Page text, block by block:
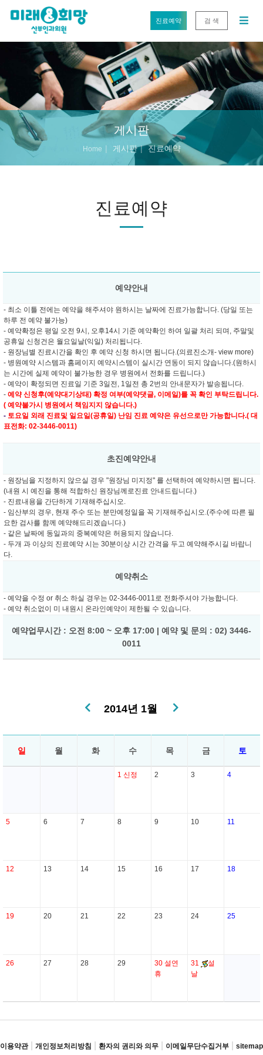
진료예약 검 색
게시판
Home 게시판 진료예약
진료예약
예약안내
- 최소 이틀 전에는 예약을 해주셔야 원하시는 날짜에 진료가능합니다. (당일 또는
하루 전 예약 불가능)
- 예약확정은 평일 오전 9시, 오후14시 기준 예약확인 하여 일괄 처리 되며, 주말및
공휴일 신청건은 월요일날(익일) 처리됩니다.
- 원장님별 진료시간을 확인 후 예약 신청 하시면 됩니다.(의료진소개- view more)
- 병원예약 시스템과 홈페이지 예약시스템이 실시간 연동이 되지 않습니다.(원하시
는 시간에 실제 예약이 불가능한 경우 병원에서 전화를 드립니다.)
- 예약이 확정되면 진료일 기준 3일전, 1일전 총 2번의 안내문자가 발송됩니다.
- 예약 신청후(예약대기상태) 확정 여부(예약댓글, 이메일)를 꼭 확인 부탁드립니다.
( 예약불가시 병원에서 책임지지 않습니다.)
- 토요일 외래 진료및 일요일(공휴일) 난임 진료 예약은 유선으로만 가능합니다.( 대
표전화: 02-3446-0011)
초진예약안내
- 원장님을 지정하지 않으실 경우 "원장님 미지정" 를 선택하여 예약하시면 됩니다.
(내원 시 예진을 통해 적합하신 원장님께로진료 안내드립니다.)
- 진료내용을 간단하게 기재해주십시오.
- 임산부의 경우, 현재 주수 또는 분만예정일을 꼭 기재해주십시오.(주수에 따른 필
요한 검사를 함께 예약해드리겠습니다.)
- 같은 날짜에 동일과의 중복예약은 허용되지 않습니다.
- 두개 과 이상의 진료예약 시는 30분이상 시간 간격을 두고 예약해주시길 바랍니
다.
예약취소
- 예약을 수정 or 취소 하실 경우는 02-3446-0011로 전화주셔야 가능합니다.
- 예약 취소없이 미 내원시 온라인예약이 제한될 수 있습니다.
예약업무시간 : 오전 8:00 ~ 오후 17:00 | 예약 및 문의 : 02) 3446-
0011
2014년 1월
일 월 화 수 목 금 토
1 신정 2 3 4
5 6 7 8 9 10 11
12 13 14 15 16 17 18
19 20 21 22 23 24 25
26 27 28 29 30 설연
휴
31
설
날
이용약관 개인정보처리방침 환자의 권리와 의무 이메일무단수집거부 sitemap